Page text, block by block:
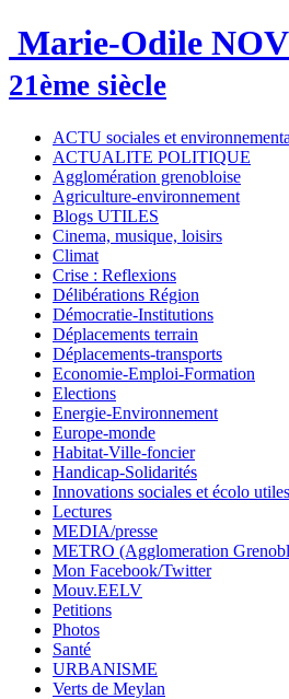
Marie-Odile
21ème siècle
ACTU sociales et
ACTUALITE POLITIQUE
Agglomération grenobloise
Agriculture-environnement
Blogs UTILES
Cinema, musique, loisirs
Climat
Crise : Reflexions
Délibérations Région
Démocratie-Institutions
Déplacements terrain
Déplacements-transports
Economie-Emploi-Formation
Elections
Energie-Environnement
Europe-monde
Habitat-Ville-foncier
Handicap-Solidarités
Innovations sociales et écolo utiles
Lectures
MEDIA/presse
METRO (Agglomeration
Mon Facebook/Twitter
Mouv.EELV
Petitions
Photos
Santé
URBANISME
Verts de Meylan